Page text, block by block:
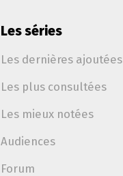
Les séries
Les dernières ajoutées
Les plus consultées
Les mieux notées
Audiences
Forum